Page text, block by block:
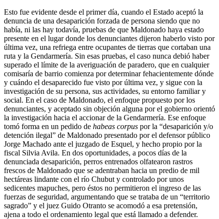
Esto fue evidente desde el primer día, cuando el Estado aceptó la
denuncia de una desaparición forzada de persona siendo que no
había, ni las hay todavía, pruebas de que Maldonado haya estado
presente en el lugar donde los denunciantes dijeron haberlo visto por
última vez, una refriega entre ocupantes de tierras que cortaban una
ruta y la Gendarmería. Sin esas pruebas, el caso nunca debió haber
superado el límite de la averiguación de paradero, que en cualquier
comisaría de barrio comienza por determinar fehacientemente dónde
y cuándo el desaparecido fue visto por última vez, y sigue con la
investigación de su persona, sus actividades, su entorno familiar y
social. En el caso de Maldonado, el enfoque propuesto por los
denunciantes, y aceptado sin objeción alguna por el gobierno orientó
la investigación hacia el accionar de la Gendarmería. Ese enfoque
tomó forma en un pedido de habeas corpus por la “desaparición y/o
detención ilegal” de Maldonado presentado por el defensor público
Jorge Machado ante el juzgado de Esquel, y hecho propio por la
fiscal Silvia Avila. En dos oportunidades, a pocos días de la
denunciada desaparición, perros entrenados olfatearon rastros
frescos de Maldonado que se adentraban hacia un predio de mil
hectáreas lindante con el río Chubut y controlado por unos
sedicentes mapuches, pero éstos no permitieron el ingreso de las
fuerzas de seguridad, argumentando que se trataba de un “territorio
sagrado” y el juez Guido Otranto se acomodó a esa pretensión,
ajena a todo el ordenamiento legal que está llamado a defender.